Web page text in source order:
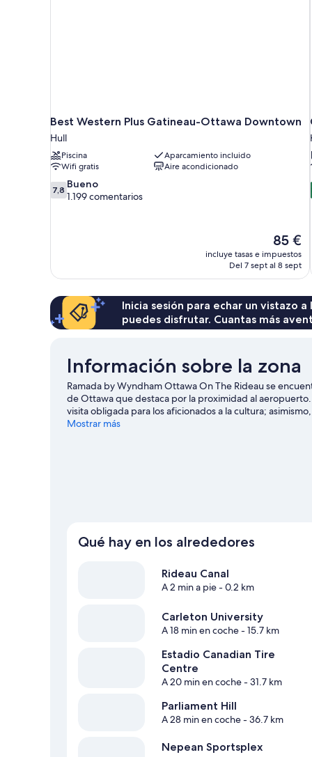
Best Western Plus Gatineau-Ottawa Downtown
Hull
Piscina
Aparcamiento incluido
Wifi gratis
Aire acondicionado
7.8
sobre
7,8 Bueno
1.199 comentarios
El
precio
actual
85 €
85 €
incluye tasas e impuestos
Del 7 sept al 8 sept
Inicia sesión para echar un vistazo
puedes disfrutar. Cuantas más
Información sobre la zona
Ramada by Wyndham Ottawa On The Rideau se
de Ottawa que destaca por la proximidad al
visita obligada para los aficionados a la cultura;
de la zona. ¿Te apetece disfrutar de un evento
Mostrar más
Qué hay en los alrededores
Rideau Canal
A 2 min a pie- 0.2 km
Carleton University
A 18 min en coche- 15.7 km
Estadio Canadian Tire
Centre
A 20 min en coche- 31.7 km
Parliament Hill
A 28 min en coche- 36.7 km
Nepean Sportsplex